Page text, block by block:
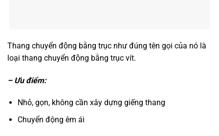
Thang chuyển động bằng trục như đúng tên gọi của nó là
loại thang chuyển động bằng trục vít.
– Ưu điểm:
Nhỏ, gọn, không cần xây dựng giếng thang
Chuyển động êm ái